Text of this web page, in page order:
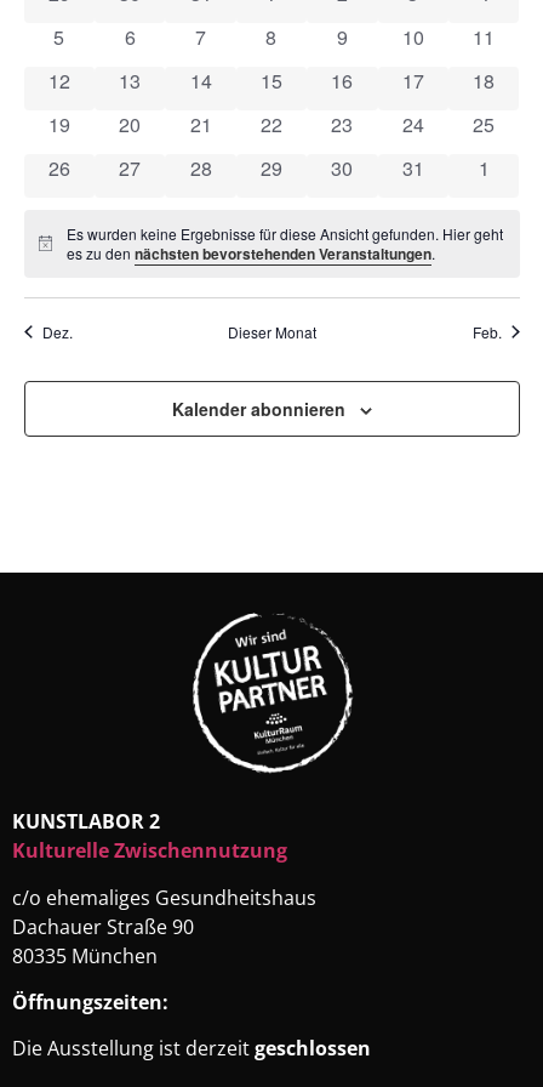
UND
VON
VERANSTALTUNGEN
0 Veranstaltungen
5 0 Veranstaltungen
6 0 Veranstaltungen
7 0 Veranstaltungen
8 0 Veranstaltungen
9 0
10 0
11
0 Veranstaltungen
12 0 Veranstaltungen
13 0 Veranstaltungen
14 0 Veranstaltungen
15 0 Veranstaltungen
16 0
17 0
18
0 Veranstaltungen
19 0 Veranstaltungen
20 0 Veranstaltungen
21 0 Veranstaltungen
22 0 Veranstaltungen
23 0
24 0
25
0 Veranstaltungen
26 0 Veranstaltungen
27 0 Veranstaltungen
28 0 Veranstaltungen
29 0 Veranstaltungen
30 0
31 0
1
Hinweis
Es wurden keine Ergebnisse für diese Ansicht gefunden. Hier geht
es zu dennächsten bevorstehenden Veranstaltungen.
Dez. Dieser Monat Feb.
Kalender abonnieren
KUNSTLABOR 2
Kulturelle Zwischennutzung
c/o ehemaliges Gesundheitshaus
Dachauer Straße 90
80335 München
Öffnungszeiten:
Die Ausstellung ist derzeitgeschlossen